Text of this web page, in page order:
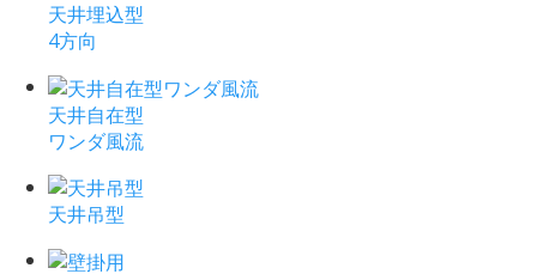
天井埋込型
4方向
天井自在型
ワンダ風流
天井吊型